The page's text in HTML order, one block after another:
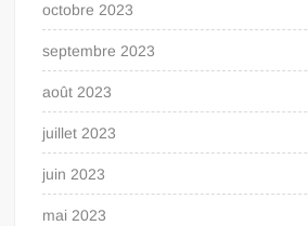
octobre 2023
septembre 2023
août 2023
juillet 2023
juin 2023
mai 2023